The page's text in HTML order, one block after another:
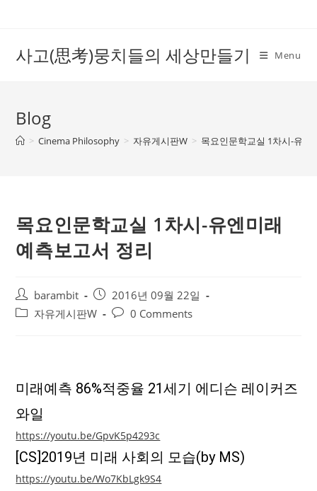
사고(思考)뭉치들의 세상만들기 Menu
Blog
> Cinema Philosophy > 자유게시판W > 목요인문학교실 1차시-유엔
목요인문학교실 1차시-유엔미래
예측보고서 정리
Post
author:
barambit
Post
published:
2016년 09월 22일
Post자유게시판W
Post0 Comments
미래예측 86%적중율 21세기 에디슨 레이커즈
와일
https://youtu.be/GpvK5p4293c
[CS]2019년 미래 사회의 모습(by MS)
https://youtu.be/Wo7KbLgk9S4